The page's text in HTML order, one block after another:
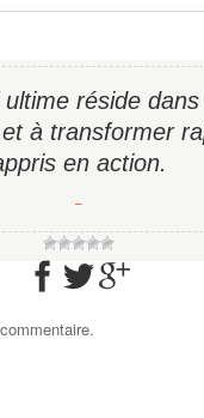
réside
à transformer
en action.
−